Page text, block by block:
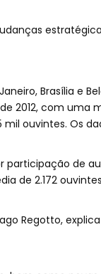
Brasília e
2012, com uma
ouvintes. Os
participação de
de 2.172
Regotto,